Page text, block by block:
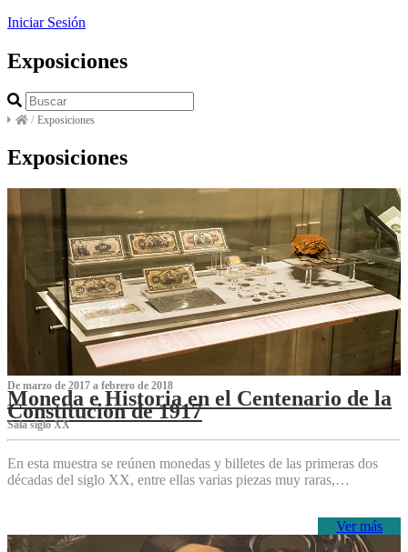
Iniciar Sesión
Exposiciones
/ Exposiciones
Exposiciones
De marzo de 2017 a febrero de 2018
Moneda e Historia en el Centenario de la
Constitución de 1917
Sala siglo XX
En esta muestra se reúnen monedas y billetes de las primeras dos
décadas del siglo XX, entre ellas varias piezas muy raras,…
Ver más